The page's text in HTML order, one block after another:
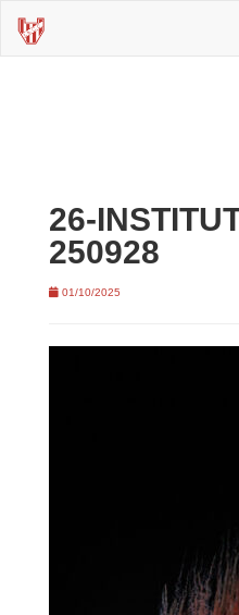
26-
250928
01/10/2025